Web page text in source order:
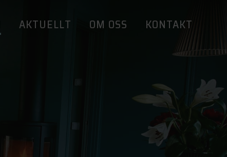
AKTUELLT OM OSS KONTAKT